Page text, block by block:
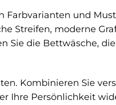
Farbvarianten und
Streifen, moderne
Sie die Bettwäsche,
Kombinieren Sie
Ihre Persönlichkeit